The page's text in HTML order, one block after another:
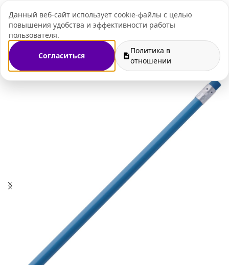
Данный веб-сайт использует cookie-файлы с целью
повышения удобства и эффективности работы
пользователя.
Согласиться
Политика в
отношении
+7 (495) 109-07-
к праздникам Подарки на День знаний 1 сентября